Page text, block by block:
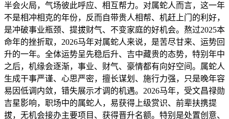
半会火局，气场彼此呼应、相互帮力。对属蛇人而言，这一年
不是相冲相克的年份，反而自带贵人相帮、机赶上门的利好，
是冲破事业瓶颈、提拔财气、不变家庭的好机会。熬过2025本
命年的挫折取，2026马年对属蛇人来说，是苦尽甘来、运势回
升的一年。全体运势呈先稳后升、吉中藏贵的态势，特别年中
之后，机缘会逐渐，事业、财气、豪情都有向好空间。属蛇人
生成干事严谨、心思严密，擅长谋划、施行力强，只是晚年容
易因低调内敛，错失展示才调的机遇。2026马年，受文昌禄勋
吉星影响，职场中的属蛇人，易获得上级赏识、前辈扶携提
拔，无机会接办主要项目、获得晋升名额。特别是处置创意、